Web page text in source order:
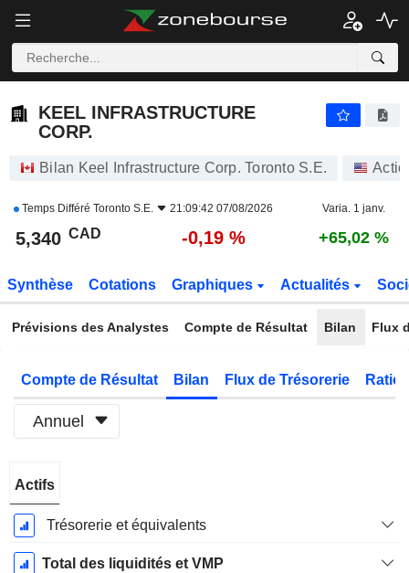
KEEL INFRASTRUCTURE
CORP.
Bilan Keel Infrastructure Corp. Toronto S.E.
Temps Différé Toronto S.E. 21:09:42 07/08/2026 Varia. 1 janv.
5,340 CAD -0,19 % +65,02 %
Synthèse Cotations Graphiques Actualités
Prévisions des Analystes Compte de Résultat Bilan Flux
Compte de Résultat Bilan Flux de Trésorerie
Annuel
Fiscale:
Décembre
Actifs
Trésorerie et équivalents
Total des liquidités et VMP